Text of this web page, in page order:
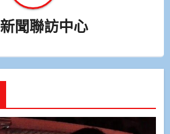
新聞聯訪中心